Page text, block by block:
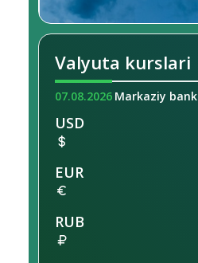
Valyuta kurslari
07.08.2026 Markaziy bank
USD
EUR
RUB